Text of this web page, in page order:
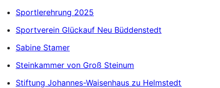
Sportlerehrung 2025
Sportverein Glückauf Neu Büddenstedt
Sabine Stamer
Steinkammer von Groß Steinum
Stiftung Johannes-Waisenhaus zu Helmstedt